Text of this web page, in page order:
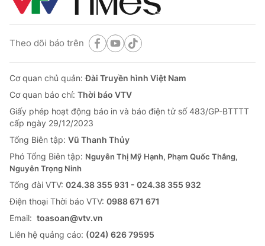
Theo dõi báo trên
Cơ quan chủ quản:Đài Truyền hình Việt Nam
Cơ quan báo chí: Thời báo VTV
Giấy phép hoạt động báo in và báo điện tử số 483/GP-BTTTT
cấp ngày 29/12/2023
Tổng Biên tập: Vũ Thanh Thủy
Phó Tổng Biên tập: Nguyễn Thị Mỹ Hạnh, Phạm Quốc Thắng,
Nguyễn Trọng Ninh
Tổng đài VTV: 024.38 355 931 - 024.38 355 932
Ðiện thoại Thời báo VTV: 0988 671 671
Email: toasoan@vtv.vn
Liên hệ quảng cáo: (024) 626 79595